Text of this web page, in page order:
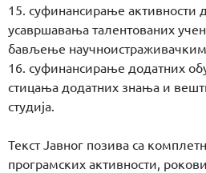
15. суфинансирање активности
усавршавања талентованих
бављење
16. суфинансирање додатних
стицања додатних знања и
студија.
Текст Јавног позива са
програмских активности,